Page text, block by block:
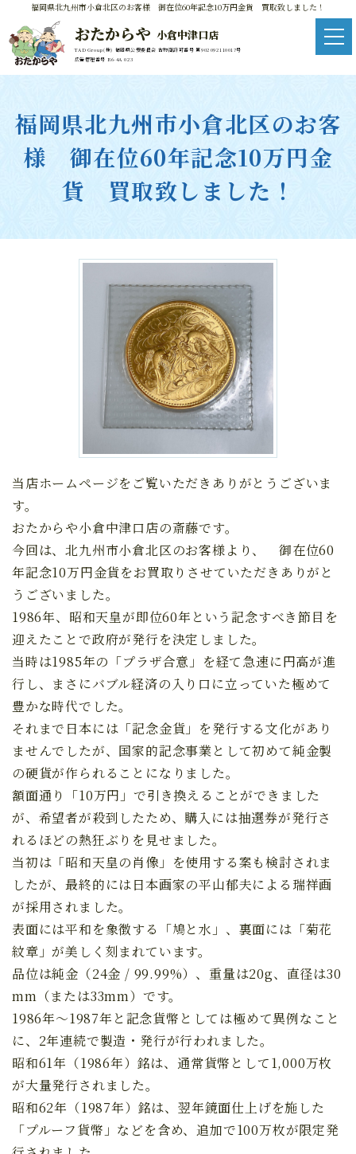
福岡県北九州市小倉北区のお客様 御在位60年記念10万円金貨 買取致しました！
おたからや 小倉中津口店
TAD Group(株) 福岡県公安委員会 古物商許可番号 第902092110017号
広告管理番号 R6-4A 023
福岡県北九州市小倉北区のお客
様 御在位60年記念10万円金
貨 買取致しました！
当店ホームページをご覧いただきありがとうございま
す。
おたからや小倉中津口店の斎藤です。
今回は、北九州市小倉北区のお客様より、 御在位60
年記念10万円金貨をお買取りさせていただきありがと
うございました。
1986年、昭和天皇が即位60年という記念すべき節目を
迎えたことで政府が発行を決定しました。
当時は1985年の「プラザ合意」を経て急速に円高が進
行し、まさにバブル経済の入り口に立っていた極めて
豊かな時代でした。
それまで日本には「記念金貨」を発行する文化があり
ませんでしたが、国家的記念事業として初めて純金製
の硬貨が作られることになりました。
額面通り「10万円」で引き換えることができました
が、希望者が殺到したため、購入には抽選券が発行さ
れるほどの熱狂ぶりを見せました。
当初は「昭和天皇の肖像」を使用する案も検討されま
したが、最終的には日本画家の平山郁夫による瑞祥画
が採用されました。
表面には平和を象徴する「鳩と水」、裏面には「菊花
紋章」が美しく刻まれています。
品位は純金（24金 / 99.99%）、重量は20g、直径は30
mm（または33mm）です。
1986年〜1987年と記念貨幣としては極めて異例なこと
に、2年連続で製造・発行が行われました。
昭和61年（1986年）銘は、通常貨幣として1,000万枚
が大量発行されました。
昭和62年（1987年）銘は、翌年鏡面仕上げを施した
「プルーフ貨幣」などを含め、追加で100万枚が限定発